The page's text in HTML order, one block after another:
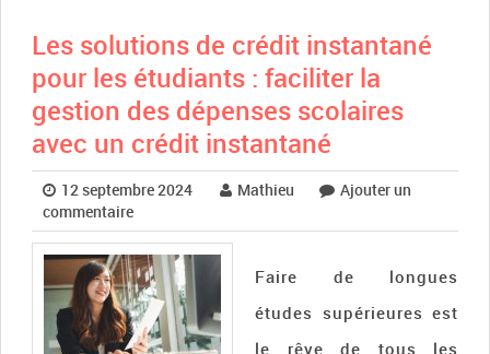
Les solutions de crédit instantané
pour les étudiants : faciliter la
gestion des dépenses scolaires
avec un crédit instantané
12 septembre 2024 Mathieu
Ajouter un
commentaire
Faire de longues
études supérieures est
le rêve de tous les